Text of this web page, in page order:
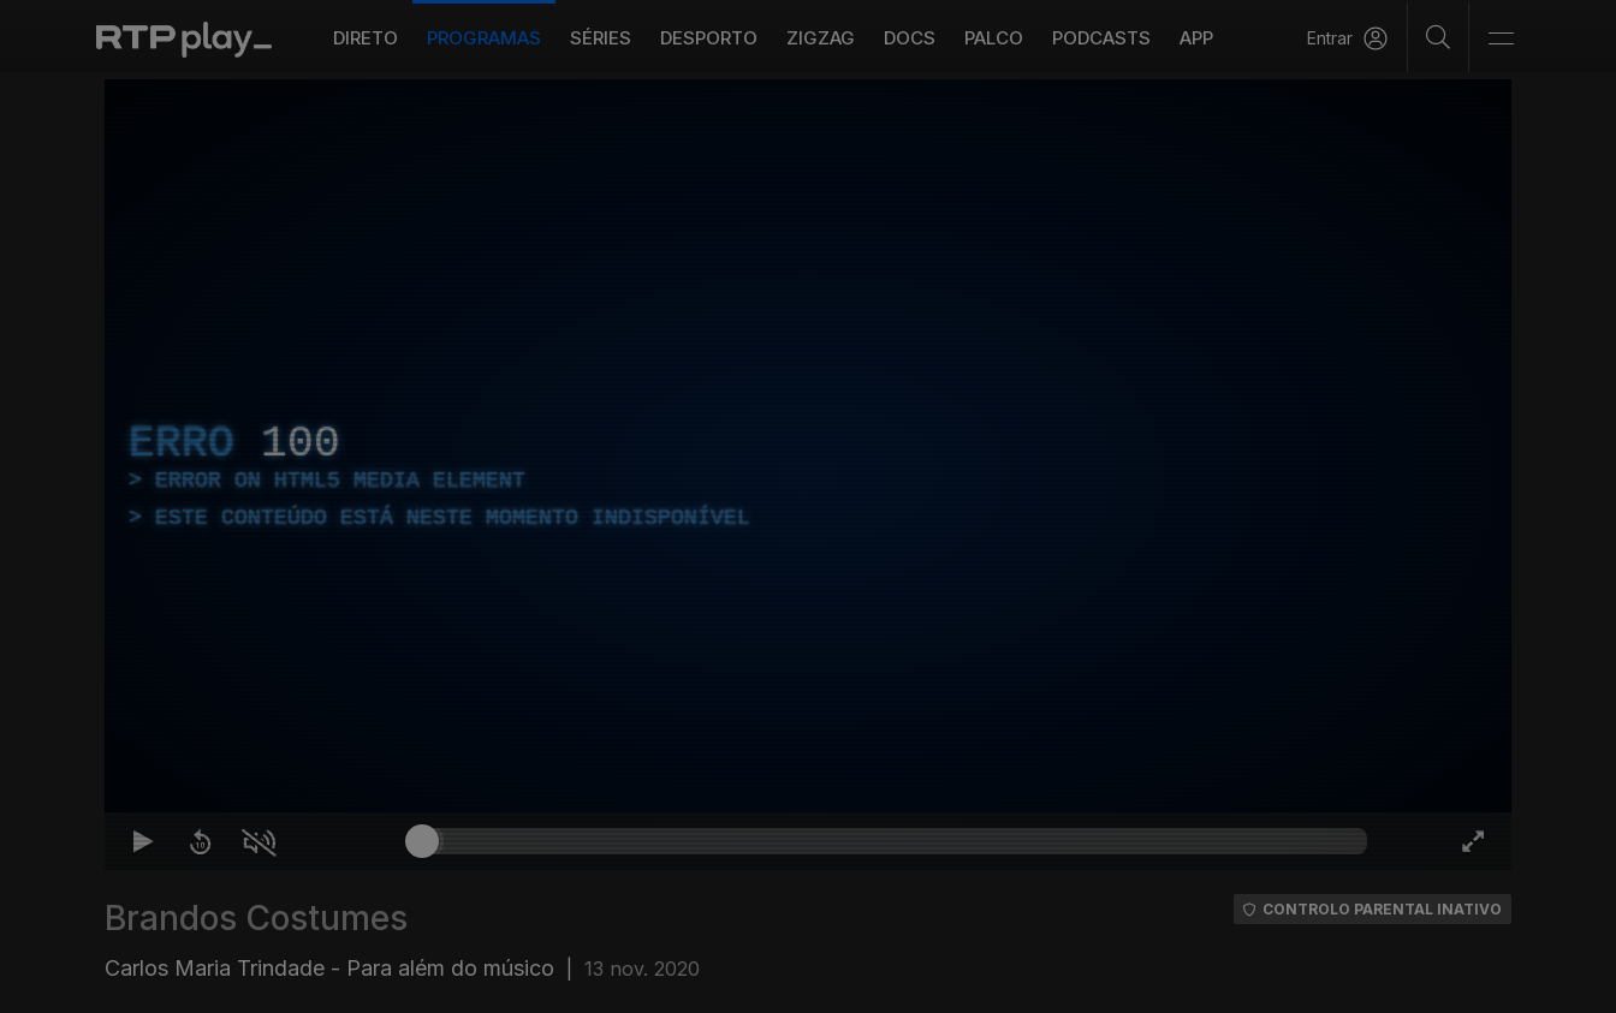
DIRETO PROGRAMAS SÉRIES DESPORTO ZIGZAG DOCS PALCO PODCASTS APP Entrar
ERRO 100
ERROR ON HTML5 MEDIA ELEMENT
ESTE CONTEÚDO ESTÁ NESTE MOMENTO INDISPONÍVEL
Brandos Costumes
Carlos Maria Trindade - Para além do músico 13 nov. 2020
CONTROLO PARENTAL INATIVO